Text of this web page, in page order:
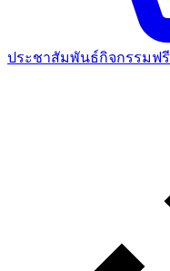
ประชาสัมพันธ์กิจกรรมฟรี